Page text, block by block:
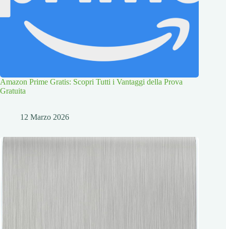
Amazon Prime Gratis: Scopri Tutti i Vantaggi della Prova
Gratuita
12 Marzo 2026